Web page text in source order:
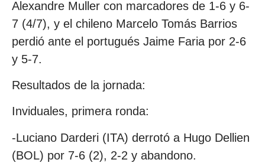
Alexandre Muller con marcadores de 1-6 y 6-
7 (4/7), y el chileno Marcelo Tomás Barrios
perdió ante el portugués Jaime Faria por 2-6
y 5-7.
Resultados de la jornada:
Inviduales, primera ronda:
-Luciano Darderi (ITA) derrotó a Hugo Dellien
(BOL) por 7-6 (2), 2-2 y abandono.